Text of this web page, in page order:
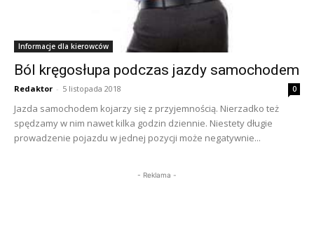
Informacje dla kierowców
Ból kręgosłupa podczas jazdy samochodem
Redaktor - 5 listopada 2018 0
Jazda samochodem kojarzy się z przyjemnością. Nierzadko też
spędzamy w nim nawet kilka godzin dziennie. Niestety długie
prowadzenie pojazdu w jednej pozycji może negatywnie...
- Reklama -